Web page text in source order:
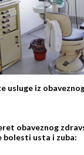
usluge iz
obaveznog
bolesti usta i zuba: